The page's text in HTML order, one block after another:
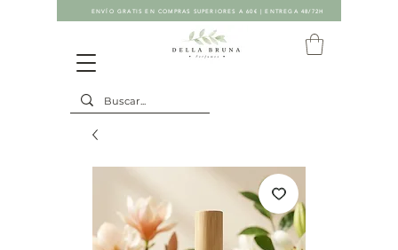
ENVÍO GRATIS EN COMPRAS SUPERIORES A 60€ | ENTREGA 48/72H